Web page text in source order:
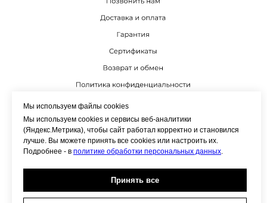
Мы используем файлы cookies
Мы используем cookies и сервисы веб-аналитики
(Яндекс.Метрика), чтобы сайт работал корректно и становился
лучше. Вы можете принять все cookies или настроить их.
Подробнее - в политике обработки персональных данных
Принять все